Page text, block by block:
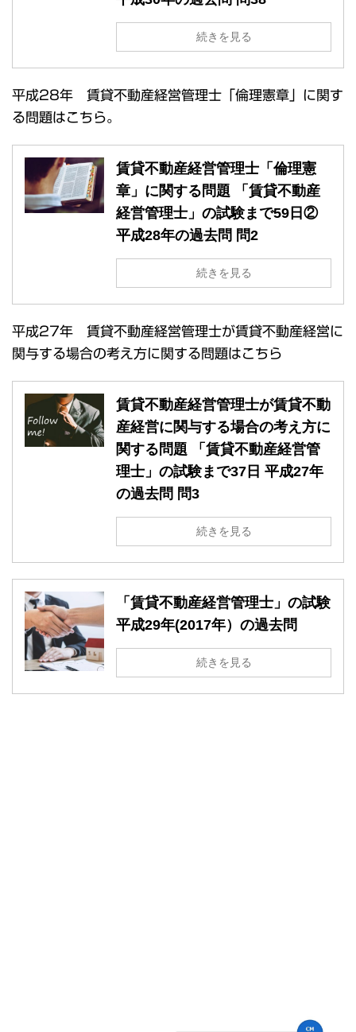
続きを見る
平成28年 賃貸不動産経営管理士「倫理憲章」に関す
る問題はこちら。
賃貸不動産経営管理士「倫理憲
章」に関する問題 「賃貸不動産
経営管理士」の試験まで59日②
平成28年の過去問 問2
続きを見る
平成27年 賃貸不動産経営管理士が賃貸不動産経営に
関与する場合の考え方に関する問題はこちら
賃貸不動産経営管理士が賃貸不動
産経営に関与する場合の考え方に
関する問題 「賃貸不動産経営管
理士」の試験まで37日 平成27年
の過去問 問3
続きを見る
「賃貸不動産経営管理士」の試験
平成29年(2017年）の過去問
続きを見る